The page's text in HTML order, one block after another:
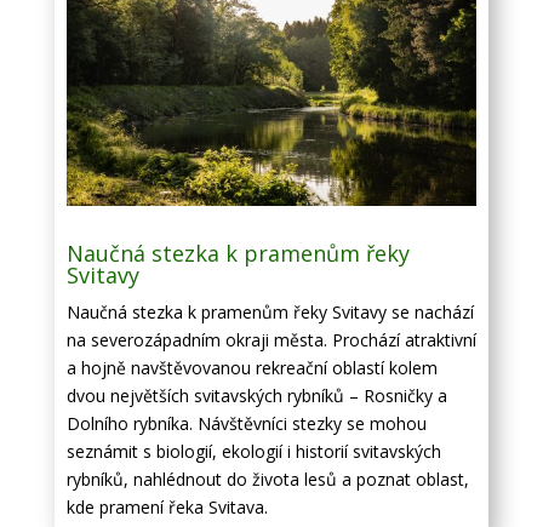
Naučná stezka k pramenům řeky
Svitavy
Naučná stezka k pramenům řeky Svitavy se nachází
na severozápadním okraji města. Prochází atraktivní
a hojně navštěvovanou rekreační oblastí kolem
dvou největších svitavských rybníků – Rosničky a
Dolního rybníka. Návštěvníci stezky se mohou
seznámit s biologií, ekologií i historií svitavských
rybníků, nahlédnout do života lesů a poznat oblast,
kde pramení řeka Svitava.